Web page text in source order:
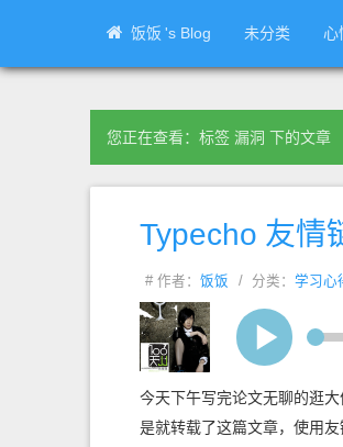
饭饭 's Blog 未分类 心
您正在查看：标签 漏洞 下的文章
Typecho 友情
# 作者： 饭饭 / 分类： 学习心
背对背拥抱
林俊杰
今天下午写完论文无聊的逛
是就转载了这篇文章，使用